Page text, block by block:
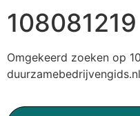
108081219
Omgekeerd zoeken op